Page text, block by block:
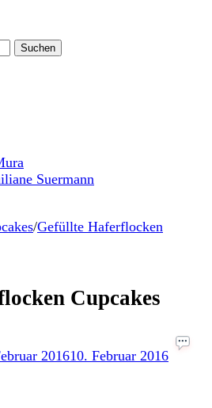
Suermann
/Gefüllte Haferflocken
Cupcakes
201610. Februar 2016